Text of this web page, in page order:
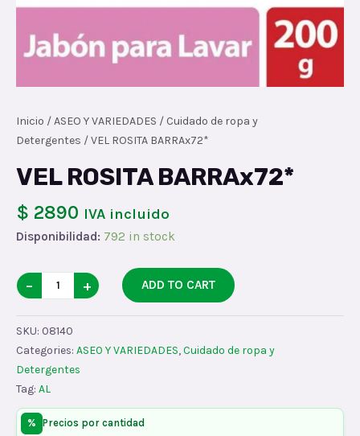
Inicio /ASEO Y VARIEDADES / Cuidado de ropa y
Detergentes / VEL ROSITA BARRAx72*
VEL ROSITA BARRAx72*
$ 2890 IVA incluido
Disponibilidad: 792 in stock
VEL
ROSITA
BARRAx72*
quantity
− + ADD TO CART
SKU: 08140
Categories: ASEO Y VARIEDADES,Cuidado de ropa y
Detergentes
Tag: AL
% Precios por cantidad